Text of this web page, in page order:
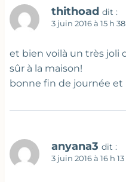
thithoad dit :
3 juin 2016 à 15 h
et bien voilà un très joli
sûr à la maison!
bonne fin de journée et
anyana3 dit :
3 juin 2016 à 16 h